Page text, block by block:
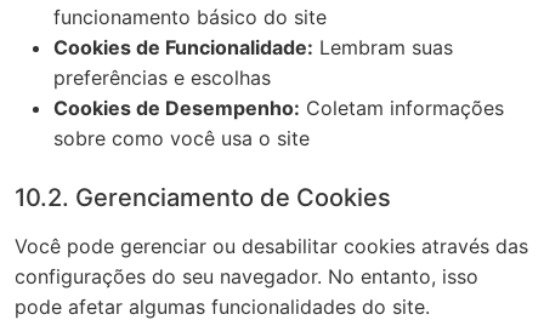
funcionamento básico do site
Cookies de Funcionalidade: Lembram suas
preferências e escolhas
Cookies de Desempenho: Coletam informações
sobre como você usa o site
10.2. Gerenciamento de Cookies
Você pode gerenciar ou desabilitar cookies através das
configurações do seu navegador. No entanto, isso
pode afetar algumas funcionalidades do site.